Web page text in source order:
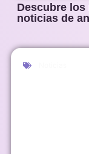
Descubre
noticias de